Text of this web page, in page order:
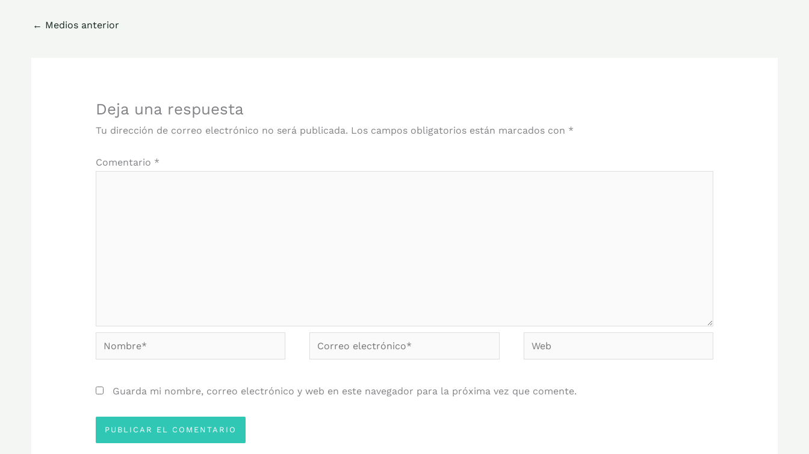
← Medios anterior
Deja una respuesta
Tu dirección de correo electrónico no será publicada. Los campos obligatorios están marcados con *
Comentario *
Nombre*
Correo
electrónico*
Web
Guarda mi nombre, correo electrónico y web en este navegador para la próxima vez que comente.